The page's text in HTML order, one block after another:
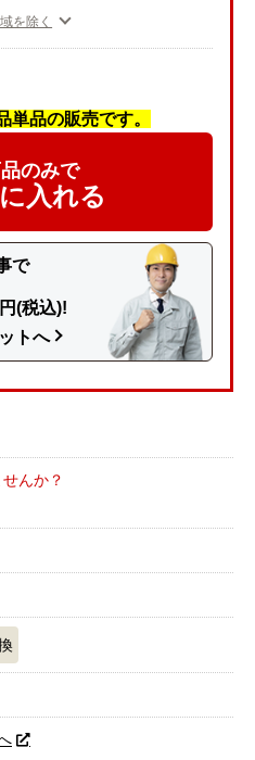
を除く
単品の販売です。
のみで
入れる
で
円(税込)!
トへ
んか？